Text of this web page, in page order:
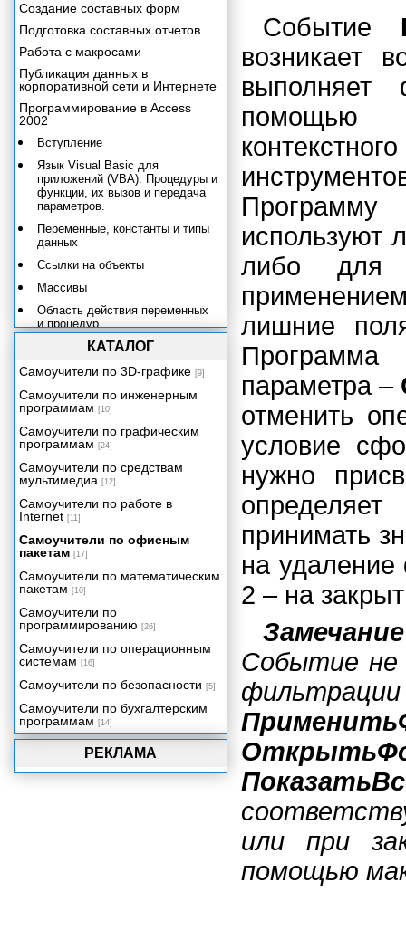
Событие
возникает
помощью
Программу
используют
либо для
лишние
параметра –
отменить
условие
нужно
принимать
на
2 – на
Замечание
Событие не
или при
помощью
РЕКЛАМА
Создание составных форм
Подготовка составных отчетов
Работа с макросами
Публикация данных в
корпоративной сети и Интернете
Программирование в Access
2002
Вступление
Язык Visual Basic для
приложений (VBA). Процедуры и
функции, их вызов и передача
параметров.
Переменные, константы и типы
данных
Ссылки на объекты
Массивы
Область действия переменных
и процедур
Управляющие конструкции
Объектные модели Microsoft
Access 2002. Основные
понятия.
Объектные модели Microsoft
Office 2002
Объектная модель Microsoft
Access 2002
Объектные модели доступа к
данным. Объектная модель
Microsoft DAO 3.6.
Модель объектов ActiveX для
управления данными
Объектная модель Visual Basic
для приложений
Объектная модель Microsoft
Office 2002
Использование объектов и
семейств
Модули как объекты Access
Среда программирования
Access 2002. Окно редактора
кода.
Использование окна просмотра
объектов
КАТАЛОГ
Самоучители по 3D-графике [9]
Самоучители по инженерным
программам [10]
Самоучители по графическим
программам [24]
Самоучители по средствам
мультимедиа [12]
Самоучители по работе в
Internet [11]
Самоучители по офисным
пакетам [17]
Самоучители по математическим
пакетам [10]
Самоучители по
программированию [26]
Самоучители по операционным
системам [16]
Самоучители по безопасности [5]
Самоучители по бухгалтерским
программам [14]